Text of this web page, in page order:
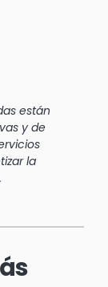
están
y de
la